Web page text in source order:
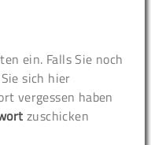
ein. Falls Sie noch
sich hier
vergessen haben
zuschicken